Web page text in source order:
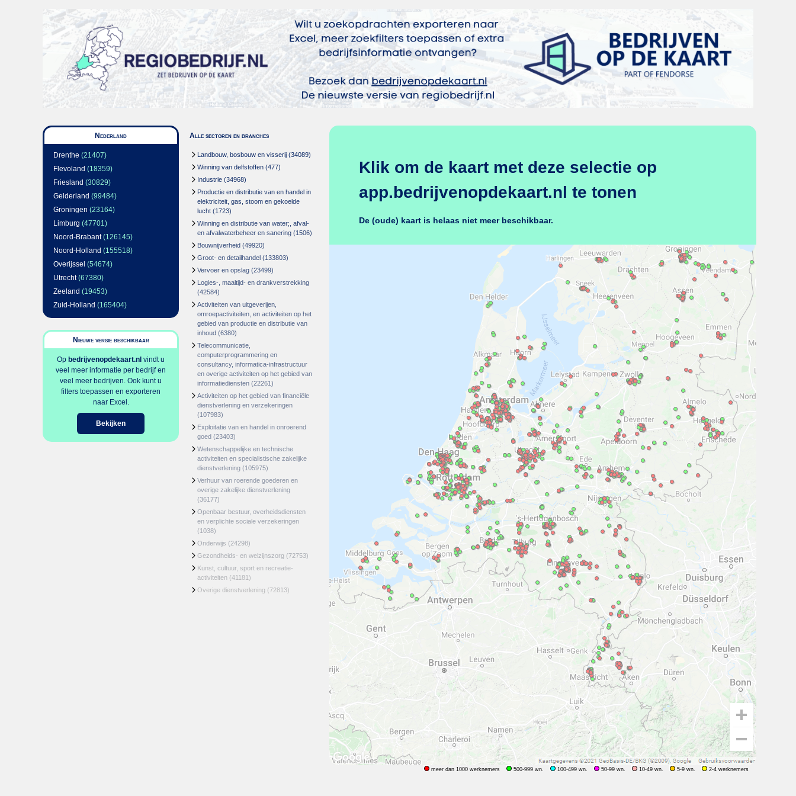
Nederland
Drenthe (21407)
Flevoland (18359)
Friesland (30829)
Gelderland (99484)
Groningen (23164)
Limburg (47701)
Noord-Brabant(126145)
Noord-Holland (155518)
Overijssel (54674)
Utrecht(67380)
Zeeland (19453)
Zuid-Holland (165404)
Nieuwe versie beschikbaar
Op bedrijvenopdekaart.nl vindt u
veel meer informatie per bedrijf en
veel meer bedrijven. Ook kunt u
filters toepassen en exporteren
naar Excel.
Bekijken
Alle sectoren en branches
Landbouw, bosbouw en visserij (34089)
Winning van delfstoffen (477)
Industrie (34968)
Productie en distributie van en handel in
elektriciteit, gas, stoom en gekoelde
lucht (1723)
Winning en distributie van water;, afval-
en afvalwaterbeheer en sanering (1506)
Bouwnijverheid (49920)
Groot- en detailhandel (133803)
Vervoer en opslag (23499)
Logies-, maaltijd- en drankverstrekking
(42584)
Activiteiten van uitgeverijen,
omroepactiviteiten, en activiteiten op het
gebied van productie en distributie van
inhoud (6380)
Telecommunicatie,
computerprogrammering en
consultancy, informatica-infrastructuur
en overige activiteiten op het gebied van
informatiediensten (22261)
Activiteiten op het gebied van financiële
dienstverlening en verzekeringen
(107983)
Exploitatie van en handel in onroerend
goed (23403)
Wetenschappelijke en technische
activiteiten en specialistische zakelijke
dienstverlening (105975)
Verhuur van roerende goederen en
overige zakelijke dienstverlening
(36177)
Openbaar bestuur, overheidsdiensten
en verplichte sociale verzekeringen
(1038)
Onderwijs (24298)
Gezondheids- en welzijnszorg (72753)
Kunst, cultuur, sport en recreatie-
activiteiten (41181)
Overige dienstverlening (72813)
Klik om de kaart met deze selectie op
app.bedrijvenopdekaart.nl te tonen
De (oude) kaart is helaas niet meer beschikbaar.
meer dan 1000 werknemers 500-999 wn. 100-499 wn. 50-99 wn. 10-49 wn. 5-9 wn. 2-4 werknemers